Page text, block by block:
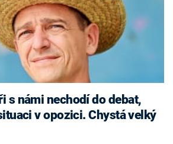
s námi nechodí do debat,
v opozici. Chystá velký